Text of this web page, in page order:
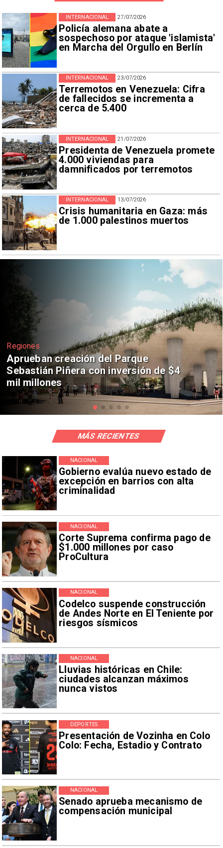
27/07/2026
Policía alemana abate a
sospechoso por ataque 'islamista'
en Marcha del Orgullo en Berlín
INTERNACIONAL
23/07/2026
Terremotos en Venezuela: Cifra
de fallecidos se incrementa a
cerca de 5.400
INTERNACIONAL
21/07/2026
Presidenta de Venezuela promete
4.000 viviendas para
damnificados por terremotos
INTERNACIONAL
13/07/2026
Crisis humanitaria en Gaza: más
de 1.000 palestinos muertos
INTERNACIONAL
Deportes
Claudio Bravo baja la euforia sobre
fichaje de Vozinha
Gobierno evalúa nuevo estado de
excepción en barrios con alta
criminalidad
NACIONAL
Corte Suprema confirma pago de
$1.000 millones por caso
ProCultura
NACIONAL
Codelco suspende construcción
de Andes Norte en El Teniente por
riesgos sísmicos
NACIONAL
Lluvias históricas en Chile:
ciudades alcanzan máximos
nunca vistos
NACIONAL
Presentación de Vozinha en Colo
Colo: Fecha, Estadio y Contrato
DEPORTES
Senado aprueba mecanismo de
compensación municipal
NACIONAL
MÁS RECIENTES